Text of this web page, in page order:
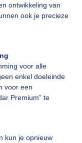
ontwikkeling van
ook je precieze
voor alle
enkel doeleinde
voor een
Premium” te
kun je opnieuw